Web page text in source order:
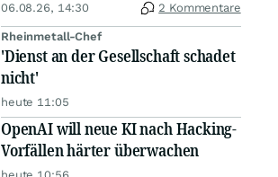
06.08.26, 14:30 2 Kommentare
Rheinmetall-Chef
'Dienst an der Gesellschaft schadet
nicht'
heute 11:05
OpenAI will neue KI nach Hacking-
Vorfällen härter überwachen